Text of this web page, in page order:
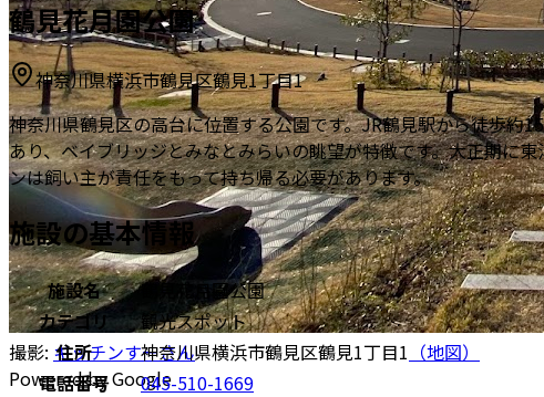
撮影: キッチンすーさん
Powered by Google
鶴見花月園公園
神奈川県横浜市鶴見区鶴見1丁目1
神奈川県鶴見区の高台に位置する公園です。JR鶴見駅から徒歩約
あり、ベイブリッジとみなとみらいの眺望が特徴です。大正期に
ンは飼い主が責任をもって持ち帰る必要があります。
施設の基本情報
施設名
鶴見花月園公園
カテゴリ
観光スポット
住所
神奈川県横浜市鶴見区鶴見1丁目1 （地図）
電話番号
045-510-1669